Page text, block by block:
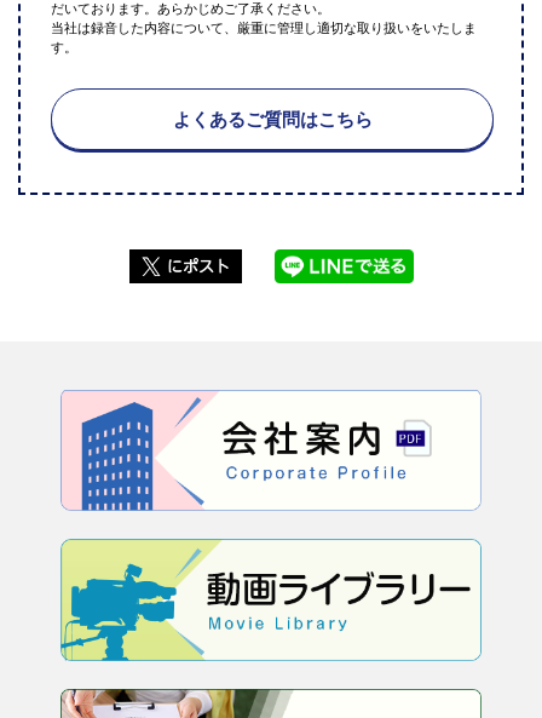
だいております。あらかじめご了承ください。
当社は録音した内容について、厳重に管理し適切な取り扱いをいたしま
す。
よくあるご質問はこちら